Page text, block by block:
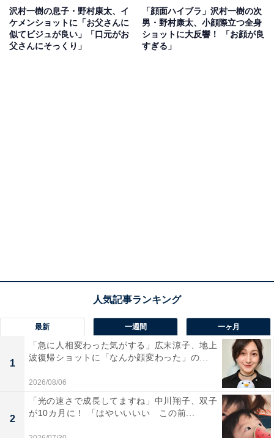
沢村一樹の息子・野村康太、イ
ケメンショットに「お父さんに
似てビジュが良い」「口元がお
父さんにそっくり」
「顔面ハイブラ」沢村一樹の次
男・野村康太、小顔際立つ全身
ショットに大反響！ 「お顔が良
すぎる」
最新 一週間 一ヶ月
1
「急に人相変わった気がする」広末涼子、地上
波復帰ショットに「なんか顔変わった」の...
2026/08/06
2
「光の速さで成長してますね」中川翔子、双子
が10カ月に！ 「はやいいいい この前...